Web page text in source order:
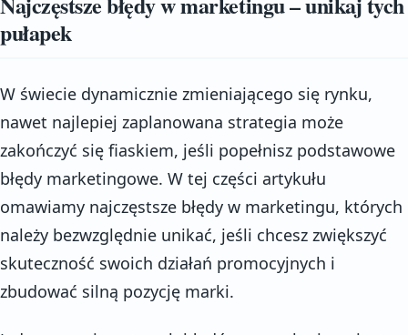
pułapek
W świecie dynamicznie zmieniającego się rynku,
nawet najlepiej zaplanowana strategia może
zakończyć się fiaskiem, jeśli popełnisz podstawowe
błędy marketingowe. W tej części artykułu
omawiamy najczęstsze błędy w marketingu, których
należy bezwzględnie unikać, jeśli chcesz zwiększyć
skuteczność swoich działań promocyjnych i
zbudować silną pozycję marki.